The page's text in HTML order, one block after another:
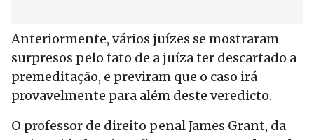
Anteriormente, vários juízes se mostraram
surpresos pelo fato de a juíza ter descartado a
premeditação, e previram que o caso irá
provavelmente para além deste veredicto.
O professor de direito penal James Grant, da